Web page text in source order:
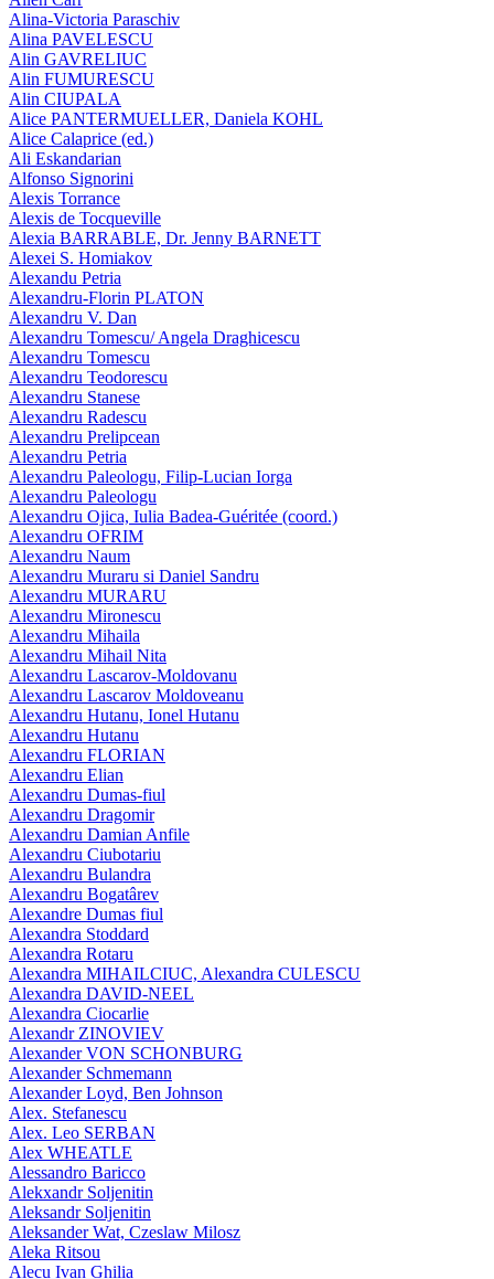
Alina-Victoria Paraschiv
Alina PAVELESCU
Alin GAVRELIUC
Alin FUMURESCU
Alin CIUPALA
Alice PANTERMUELLER, Daniela KOHL
Alice Calaprice (ed.)
Ali Eskandarian
Alfonso Signorini
Alexis Torrance
Alexis de Tocqueville
Alexia BARRABLE, Dr. Jenny BARNETT
Alexei S. Homiakov
Alexandu Petria
Alexandru-Florin PLATON
Alexandru V. Dan
Alexandru Tomescu/ Angela Draghicescu
Alexandru Tomescu
Alexandru Teodorescu
Alexandru Stanese
Alexandru Radescu
Alexandru Prelipcean
Alexandru Petria
Alexandru Paleologu, Filip-Lucian Iorga
Alexandru Paleologu
Alexandru Ojica, Iulia Badea-Guéritée (coord.)
Alexandru OFRIM
Alexandru Naum
Alexandru Muraru si Daniel Sandru
Alexandru MURARU
Alexandru Mironescu
Alexandru Mihaila
Alexandru Mihail Nita
Alexandru Lascarov-Moldovanu
Alexandru Lascarov Moldoveanu
Alexandru Hutanu, Ionel Hutanu
Alexandru Hutanu
Alexandru FLORIAN
Alexandru Elian
Alexandru Dumas-fiul
Alexandru Dragomir
Alexandru Damian Anfile
Alexandru Ciubotariu
Alexandru Bulandra
Alexandru Bogatârev
Alexandre Dumas fiul
Alexandra Stoddard
Alexandra Rotaru
Alexandra MIHAILCIUC, Alexandra CULESCU
Alexandra DAVID-NEEL
Alexandra Ciocarlie
Alexandr ZINOVIEV
Alexander VON SCHONBURG
Alexander Schmemann
Alexander Loyd, Ben Johnson
Alex. Stefanescu
Alex. Leo SERBAN
Alex WHEATLE
Alessandro Baricco
Alekxandr Soljenitin
Aleksandr Soljenitin
Aleksander Wat, Czeslaw Milosz
Aleka Ritsou
Alecu Ivan Ghilia